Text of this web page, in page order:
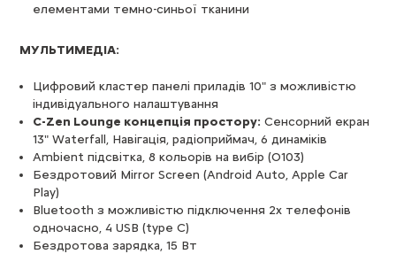
елементами темно-синьої тканини
МУЛЬТИМЕДІА:
Цифровий кластер панелі приладів 10" з можливістю
індивідуального налаштування
C-Zen Lounge концепція простору: Сенсорний екран
13" Waterfall, Навігація, радіоприймач, 6 динаміків
Ambient підсвітка, 8 кольорів на вибір (O103)
Бездротовий Mirror Screen (Android Auto, Apple Car
Play)
Bluetooth з можливістю підключення 2х телефонів
одночасно, 4 USB (type C)
Бездротова зарядка, 15 Вт